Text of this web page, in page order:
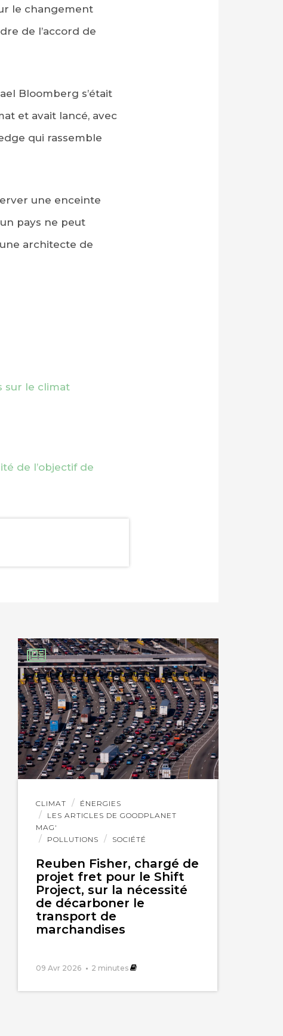
le changement
de l’accord de
Bloomberg s’était
et avait lancé, avec
qui rassemble
une enceinte
pays ne peut
architecte de
sur le climat
de l’objectif de
CLIMAT
ÉNERGIES
LES ARTICLES DE GOODPLANET
MAG'
POLLUTIONS
SOCIÉTÉ
Reuben Fisher, chargé de
projet fret pour le Shift
Project, sur la nécessité
de décarboner le
transport de
marchandises
09 Avr 2026 2 minutes
Lire
l'article